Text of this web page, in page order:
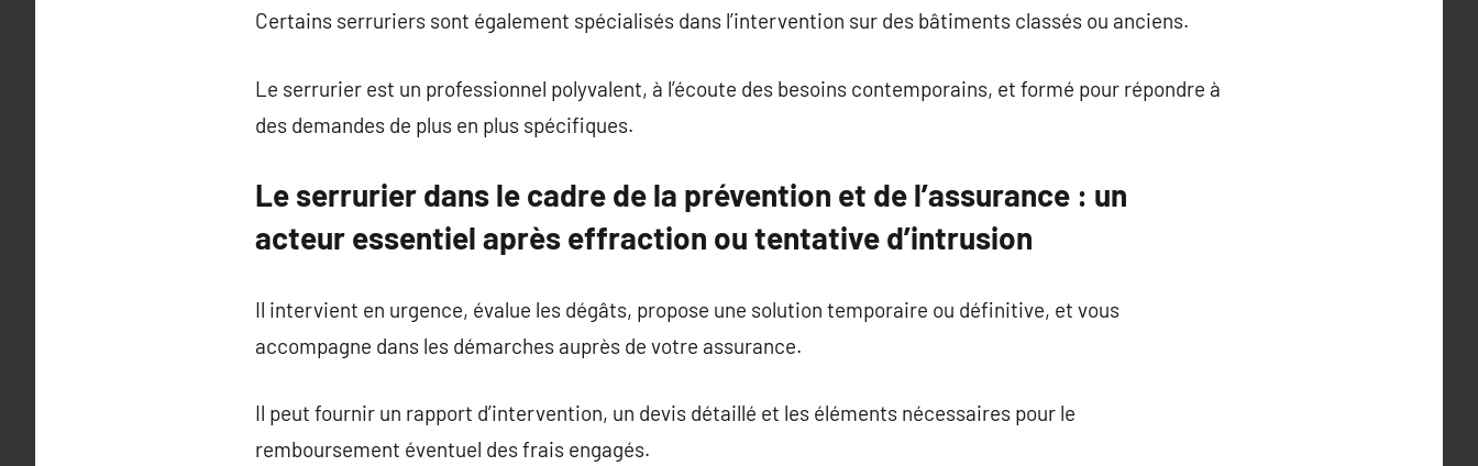
Certains serruriers sont également spécialisés dans l’intervention sur des bâtiments classés ou anciens.
Le serrurier est un professionnel polyvalent, à l’écoute des besoins contemporains, et formé pour répondre à
des demandes de plus en plus spécifiques.
Le serrurier dans le cadre de la prévention et de l’assurance : un
acteur essentiel après effraction ou tentative d’intrusion
Il intervient en urgence, évalue les dégâts, propose une solution temporaire ou définitive, et vous
accompagne dans les démarches auprès de votre assurance.
Il peut fournir un rapport d’intervention, un devis détaillé et les éléments nécessaires pour le
remboursement éventuel des frais engagés.